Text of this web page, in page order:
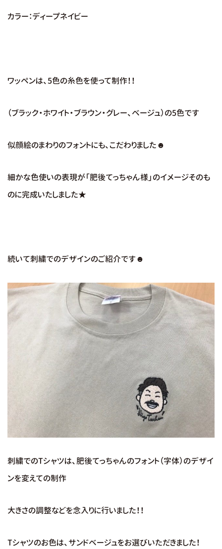
カラー：ディープネイビー
ワッペンは、5色の糸色を使って制作！！
（ブラック・ホワイト・ブラウン・グレー、ベージュ）の5色です
似顔絵のまわりのフォントにも、こだわりました☻
細かな色使いの表現が「肥後てっちゃん様」のイメージそのも
のに完成いたしました★
続いて刺繍でのデザインのご紹介です☻
刺繍でのTシャツは、肥後てっちゃんのフォント（字体）のデザイ
ンを変えての制作
大きさの調整などを念入りに行いました！！
Tシャツのお色は、サンドベージュをお選びいただきました！